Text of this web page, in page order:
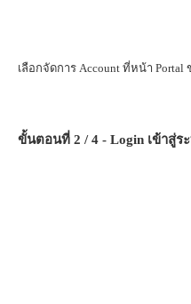
เลือกจัดการ Account ที่หน้า Portal
ขั้นตอนที่ 2 / 4 - Login เข้าสู่ร